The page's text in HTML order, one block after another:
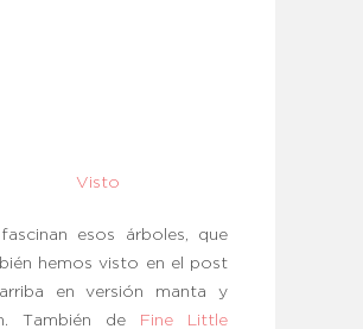
Visto
esos árboles, que
hemos visto en el post
en versión manta y
También de Fine Little